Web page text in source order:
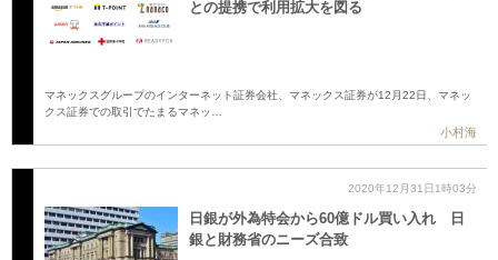
との提携で利用拡大を図る
マネックスグループのインターネット証券会社、マネックス証券が12月22日、マネッ
クス証券での取引でたまるマネッ…
小村海
2020年12月31日1時03分
日銀が外為特会から60億ドル買い入れ 日
銀と財務省のニーズ合致